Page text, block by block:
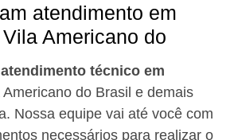
atendimento em
Americano do
atendimento técnico em
Americano do Brasil e demais
Nossa equipe vai até você com
necessários para realizar o